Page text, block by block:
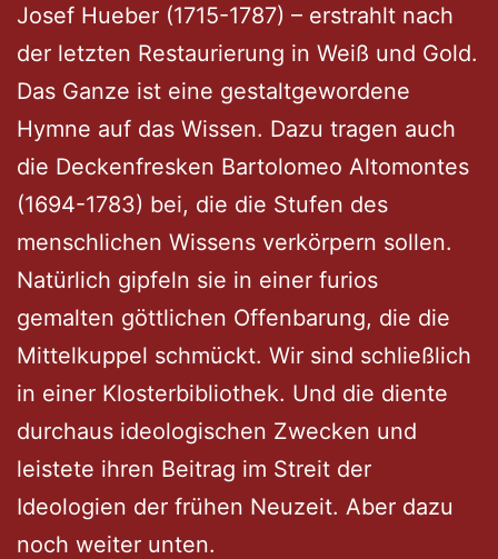
Josef Hueber (1715-1787) – erstrahlt nach
der letzten Restaurierung in Weiß und Gold.
Das Ganze ist eine gestaltgewordene
Hymne auf das Wissen. Dazu tragen auch
die Deckenfresken Bartolomeo Altomontes
(1694-1783) bei, die die Stufen des
menschlichen Wissens verkörpern sollen.
Natürlich gipfeln sie in einer furios
gemalten göttlichen Offenbarung, die die
Mittelkuppel schmückt. Wir sind schließlich
in einer Klosterbibliothek. Und die diente
durchaus ideologischen Zwecken und
leistete ihren Beitrag im Streit der
Ideologien der frühen Neuzeit. Aber dazu
noch weiter unten.